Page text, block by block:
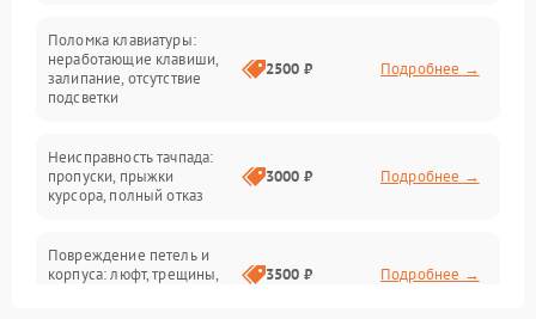
Интерфейсные проблемы
Батарея
Сеть и интернет
Поломка клавиатуры:
неработающие клавиши,
залипание, отсутствие
подсветки
2500 ₽ Подробнее →
Неисправность тачпада:
пропуски, прыжки
курсора, полный отказ
3000 ₽ Подробнее →
Повреждение петель и
корпуса: люфт, трещины,
3500 ₽ Подробнее →